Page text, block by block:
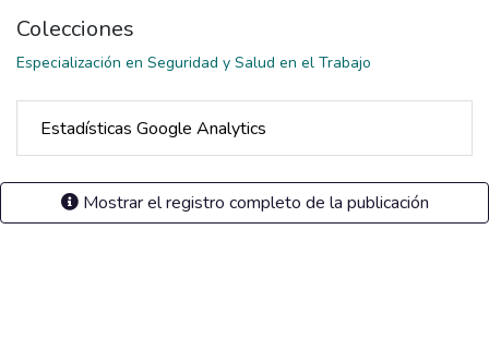
Colecciones
Especialización en Seguridad y Salud en el Trabajo
Estadísticas Google Analytics
Mostrar el registro completo de la publicación